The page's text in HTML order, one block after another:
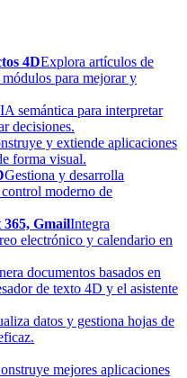
4DExplora artículos de
para mejorar y
semántica para interpretar
decisiones.
y extiende aplicaciones
forma visual.
Gestiona y desarrolla
moderno de
GmailIntegra
electrónico y calendario en
documentos basados en
de texto 4D y el asistente
datos y gestiona hojas de
mejores aplicaciones